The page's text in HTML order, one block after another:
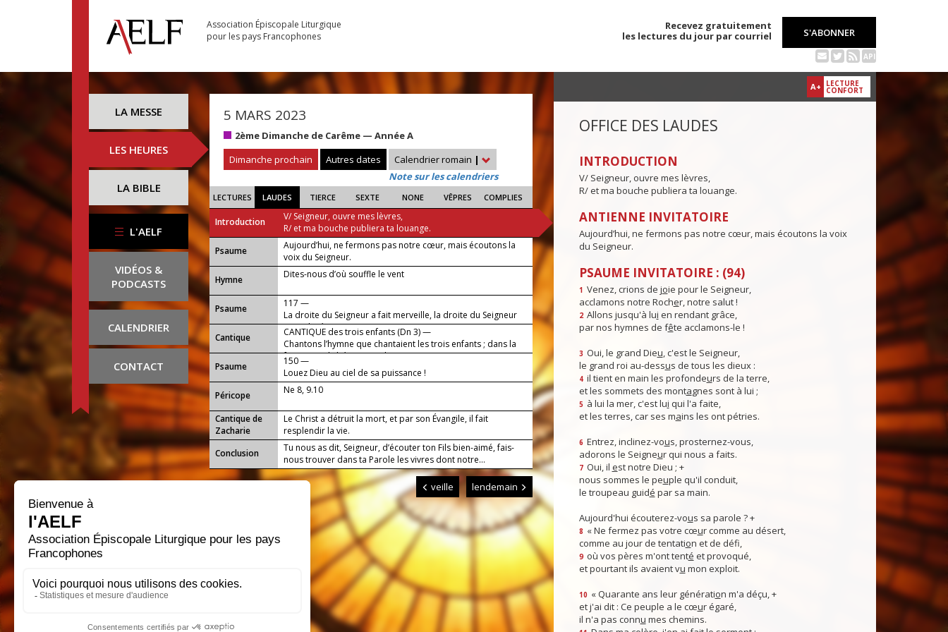
Association Épiscopale Liturgique
pour les pays Francophones
Recevez gratuitement
les lectures du jour par courriel
S'ABONNER
API
LA MESSE
LES HEURES
LA BIBLE
L'AELF
VIDÉOS &
PODCASTS
CALENDRIER
CONTACT
5 MARS 2023
2ème Dimanche de Carême — Année A
Dimanche prochain
Autres dates Calendrier romain |
Note sur les calendriers
LECTURES LAUDES TIERCE SEXTE NONE VÊPRES COMPLIES
Introduction
V/ Seigneur, ouvre mes lèvres,
R/ et ma bouche publiera ta louange.
Psaume
Aujourd’hui, ne fermons pas notre cœur, mais écoutons la
voix du Seigneur.
Hymne
Dites-nous d’où souffle le vent
Psaume
117 —
La droite du Seigneur a fait merveille, la droite du Seigneur
m’a relevé.
Cantique
CANTIQUE des trois enfants (Dn 3) —
Chantons l’hymne que chantaient les trois enfants ; dans la
fournaise, ils bénissaient le Seigneur.
Psaume
150 —
Louez Dieu au ciel de sa puissance !
Péricope
Ne 8, 9.10
Cantique de
Zacharie
Le Christ a détruit la mort, et par son Évangile, il fait
resplendir la vie.
Conclusion
Tu nous as dit, Seigneur, d’écouter ton Fils bien-aimé, fais-
nous trouver dans ta Parole les vivres dont notre...
veille lendemain
A+ LECTURE
CONFORT
OFFICE DES LAUDES
INTRODUCTION
V/ Seigneur, ouvre mes lèvres,
R/ et ma bouche publiera ta louange.
ANTIENNE INVITATOIRE
Aujourd’hui, ne fermons pas notre cœur, mais écoutons la voix
du Seigneur.
PSAUME INVITATOIRE : (94)
1 Venez, crions de joie pour le Seigneur,
acclamons notre Rocher, notre salut !
2 Allons jusqu'à lui en rendant grâce,
par nos hymnes de fête acclamons-le !
3 Oui, le grand Dieu, c'est le Seigneur,
le grand roi au-dessus de tous les dieux :
4 il tient en main les profondeurs de la terre,
et les sommets des montagnes sont à lui ;
5 à lui la mer, c'est lui qui l'a faite,
et les terres, car ses mains les ont pétries.
6 Entrez, inclinez-vous, prosternez-vous,
adorons le Seigneur qui nous a faits.
7 Oui, il est notre Dieu ; +
nous sommes le peuple qu'il conduit,
le troupeau guidé par sa main.
Aujourd'hui écouterez-vous sa parole ? +
8 « Ne fermez pas votre cœur comme au désert,
comme au jour de tentation et de défi,
9 où vos pères m'ont tenté et provoqué,
et pourtant ils avaient vu mon exploit.
10 « Quarante ans leur génération m'a déçu, +
et j'ai dit : Ce peuple a le cœur égaré,
il n'a pas connu mes chemins.